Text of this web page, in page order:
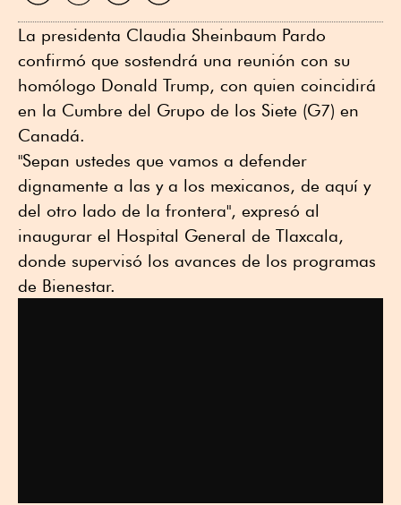
La presidenta Claudia Sheinbaum Pardo
confirmó que sostendrá una reunión con su
homólogo Donald Trump, con quien coincidirá
en la Cumbre del Grupo de los Siete (G7) en
Canadá.
"Sepan ustedes que vamos a defender
dignamente a las y a los mexicanos, de aquí y
del otro lado de la frontera", expresó al
inaugurar el Hospital General de Tlaxcala,
donde supervisó los avances de los programas
de Bienestar.